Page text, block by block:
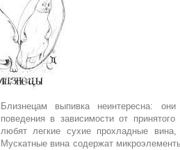
Близнецам выпивка неинтересна:
поведения в зависимости от
любят легкие сухие прохладные
Мускатные вина содержат